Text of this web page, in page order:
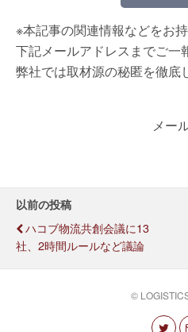
※本記事の関連情報などをお
下記メールアドレスまでご一
弊社では取材源の秘匿を徹底
メー
以前の投稿
ハコブ物流共創会議に13
社、2時間ルールなど議論
©